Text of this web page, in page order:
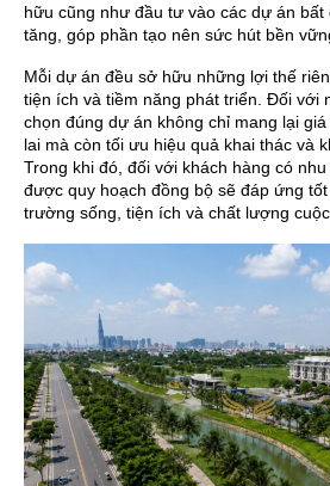
hữu cũng như đầu tư vào các dự án bất
tăng, góp phần tạo nên sức hút bền
Mỗi dự án đều sở hữu những lợi thế
tiện ích và tiềm năng phát triển. Đối với
chọn đúng dự án không chỉ mang lại
lai mà còn tối ưu hiệu quả khai thác và
Trong khi đó, đối với khách hàng có
được quy hoạch đồng bộ sẽ đáp ứng
trường sống, tiện ích và chất lượng